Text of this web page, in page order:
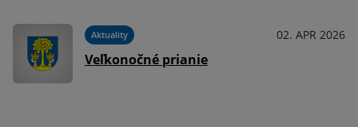
Aktuality 02. APR 2026
Veľkonočné prianie